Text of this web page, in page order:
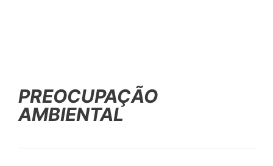
PREOCUPAÇÃO
AMBIENTAL